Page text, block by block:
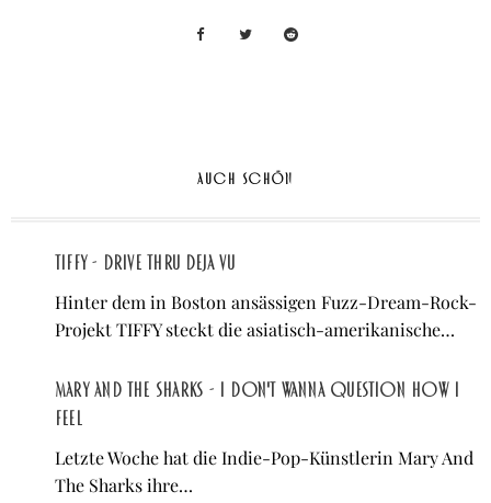
AUCH SCHÖN
TIFFY - Drive Thru Deja Vu
Hinter dem in Boston ansässigen Fuzz-Dream-Rock-
Projekt TIFFY steckt die asiatisch-amerikanische…
Mary And The Sharks - I Don't Wanna Question How I
Feel
Letzte Woche hat die Indie-Pop-Künstlerin Mary And
The Sharks ihre…